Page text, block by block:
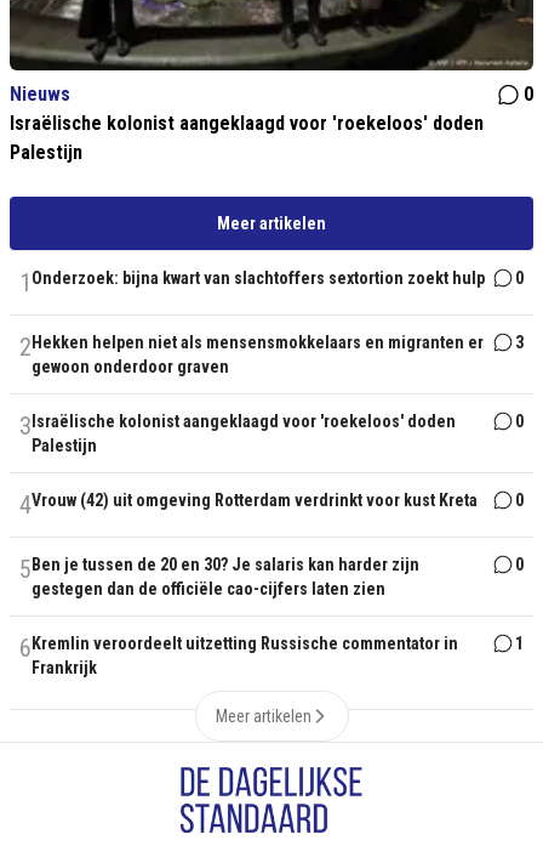
Nieuws
0
Israëlische kolonist aangeklaagd voor 'roekeloos' doden
Palestijn
Meer artikelen
1 Onderzoek: bijna kwart van slachtoffers sextortion zoekt hulp 0
2 Hekken helpen niet als mensensmokkelaars en migranten er
gewoon onderdoor graven
3
3 Israëlische kolonist aangeklaagd voor 'roekeloos' doden
Palestijn
0
4Vrouw (42) uit omgeving Rotterdam verdrinkt voor kust Kreta 0
5 Ben je tussen de 20 en 30? Je salaris kan harder zijn
gestegen dan de officiële cao-cijfers laten zien
0
6 Kremlin veroordeelt uitzetting Russische commentator in
Frankrijk
1
Meer artikelen